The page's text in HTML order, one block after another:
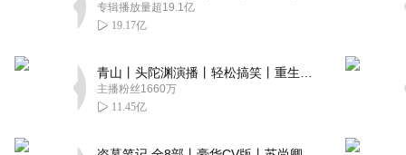
专辑播放量超19.1亿
19.17亿
主播粉丝1660万
11.45亿